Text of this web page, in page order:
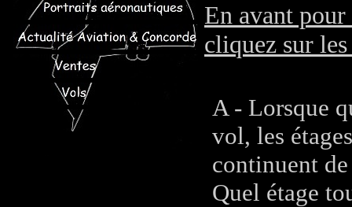
En avant
cliquez sur
A - Lorsque
vol, les
continuent
Quel étage